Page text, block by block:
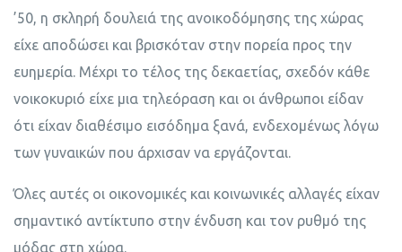
’50, η σκληρή δουλειά της ανοικοδόμησης της χώρας
είχε αποδώσει και βρισκόταν στην πορεία προς την
ευημερία. Μέχρι το τέλος της δεκαετίας, σχεδόν κάθε
νοικοκυριό είχε μια τηλεόραση και οι άνθρωποι είδαν
ότι είχαν διαθέσιμο εισόδημα ξανά, ενδεχομένως λόγω
των γυναικών που άρχισαν να εργάζονται.
Όλες αυτές οι οικονομικές και κοινωνικές αλλαγές είχαν
σημαντικό αντίκτυπο στην ένδυση και τον ρυθμό της
μόδας στη χώρα.